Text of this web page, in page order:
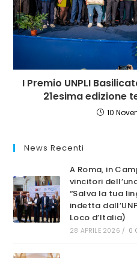
I Premio UNPLI
21esima edizione
10
News Recenti
A Roma, in
vincitori
“Salva la tua
indetta
Loco d’Italia)
28 APRILE 2026 / 0